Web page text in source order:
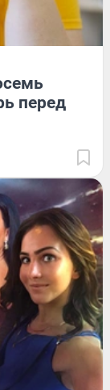
перед